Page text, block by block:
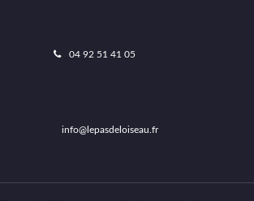
04 92 51 41 05
info@lepasdeloiseau.fr